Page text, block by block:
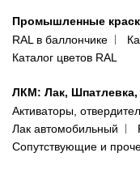
Промышленные
RAL в баллончике
Каталог цветов RAL
ЛКМ: Лак, Шпатлевка,
Активаторы,
Лак автомобильный
Сопутствующие и